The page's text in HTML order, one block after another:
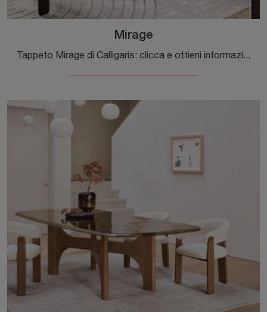
Mirage
Tappeto Mirage di Calligaris: clicca e ottieni informazioni sui Complementi e tappeti moderni in tessuto del rinomato brand!